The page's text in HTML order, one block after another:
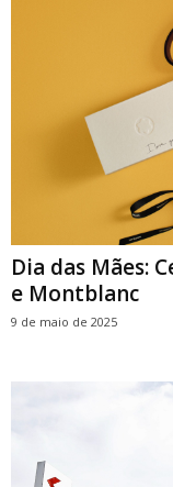
Dia das Mães:
e Montblanc
9 de maio de 2025